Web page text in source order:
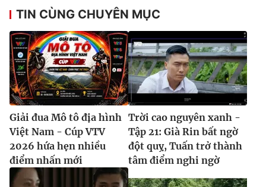
TIN CÙNG CHUYÊN MỤC
Giải đua Mô tô địa hình
Việt Nam - Cúp VTV
2026 hứa hẹn nhiều
điểm nhấn mới
Trời cao nguyên xanh -
Tập 21: Già Rin bất ngờ
đột quỵ, Tuấn trở thành
tâm điểm nghi ngờ